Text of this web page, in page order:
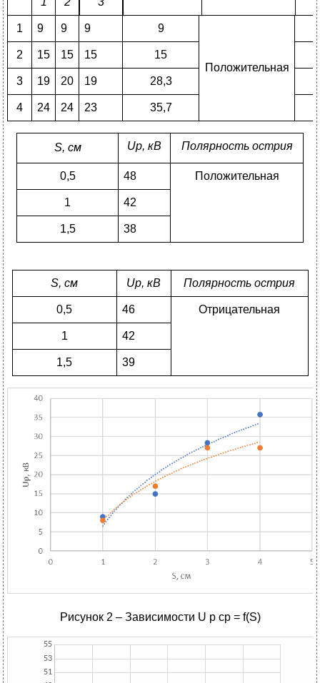
1 9 9 9 9
Положительная
2 15 15 15 15
3 19 20 19 28,3
4 24 24 23 35,7
S, см Uр, кВ Полярность острия
0,5 48 Положительная
1 42
1,5 38
S, см Uр, кВ Полярность острия
0,5 46 Отрицательная
1 42
1,5 39
Рисунок 2 – Зависимости U р ср = f(S)